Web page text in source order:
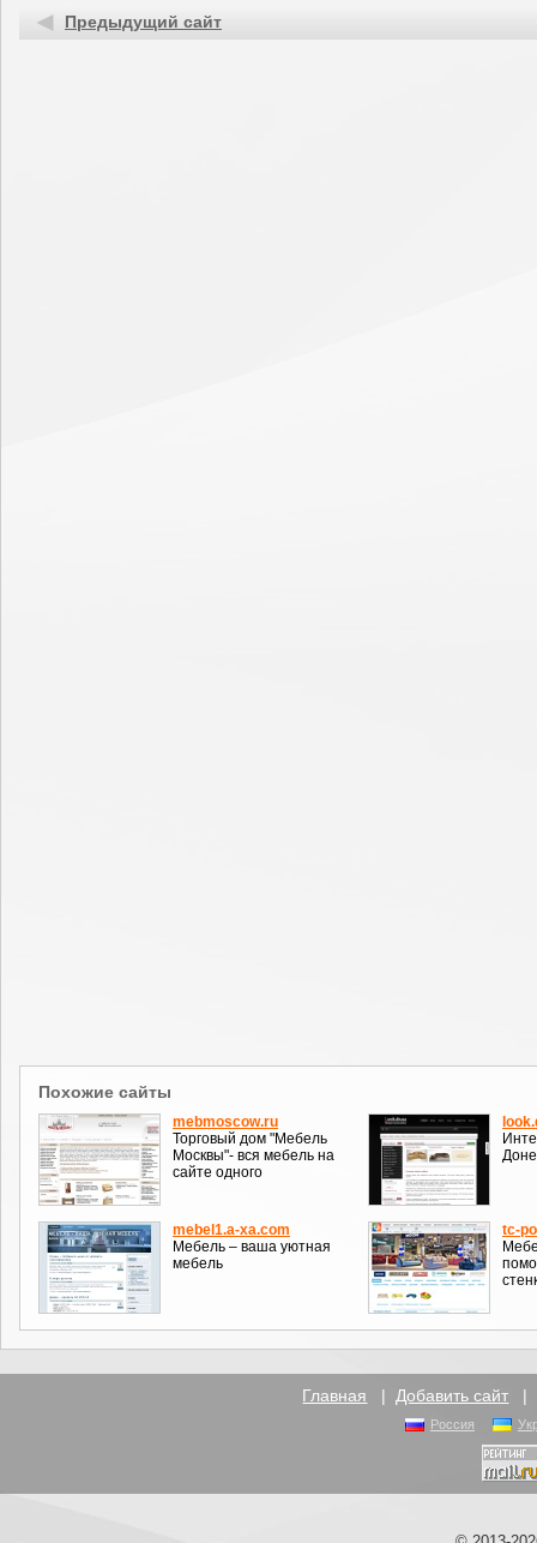
Предыдущий сайт
Похожие сайты
mebmoscow.ru
Торговый дом "Мебель
Москвы"- вся мебель на
сайте одного
mebel1.a-xa.com
Мебель – ваша уютная
мебель
tc-
Главная | Добавить сайт |
Россия